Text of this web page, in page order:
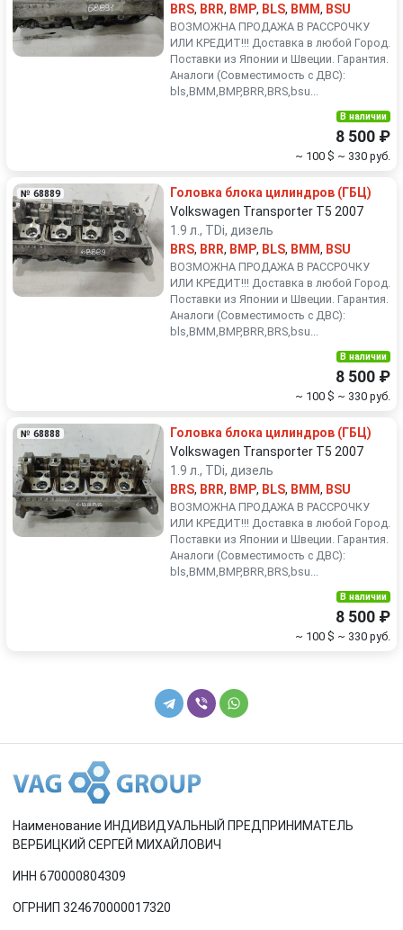
BRS, BRR, BMP, BLS, BMM, BSU
ВОЗМОЖНА ПРОДАЖА В РАССРОЧКУ
ИЛИ КРЕДИТ!!! Доставка в любой Город.
Поставки из Японии и Швеции. Гарантия.
Аналоги (Совместимость с ДВС):
bls,BMM,BMP,BRR,BRS,bsu...
В наличии
8 500 ₽
~ 100 $ ~ 330 руб.
№ 68889
Головка блока цилиндров (ГБЦ)
Volkswagen Transporter T5 2007
1.9 л., TDi, дизель
BRS, BRR, BMP, BLS, BMM, BSU
ВОЗМОЖНА ПРОДАЖА В РАССРОЧКУ
ИЛИ КРЕДИТ!!! Доставка в любой Город.
Поставки из Японии и Швеции. Гарантия.
Аналоги (Совместимость с ДВС):
bls,BMM,BMP,BRR,BRS,bsu...
В наличии
8 500 ₽
~ 100 $ ~ 330 руб.
№ 68888
Головка блока цилиндров (ГБЦ)
Volkswagen Transporter T5 2007
1.9 л., TDi, дизель
BRS, BRR, BMP, BLS, BMM, BSU
ВОЗМОЖНА ПРОДАЖА В РАССРОЧКУ
ИЛИ КРЕДИТ!!! Доставка в любой Город.
Поставки из Японии и Швеции. Гарантия.
Аналоги (Совместимость с ДВС):
bls,BMM,BMP,BRR,BRS,bsu...
В наличии
8 500 ₽
~ 100 $ ~ 330 руб.
Наименование ИНДИВИДУАЛЬНЫЙ ПРЕДПРИНИМАТЕЛЬ
ВЕРБИЦКИЙ СЕРГЕЙ МИХАЙЛОВИЧ
ИНН 670000804309
ОГРНИП 324670000017320